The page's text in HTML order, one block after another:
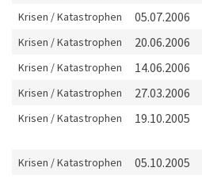
Krisen / Katastrophen 05.07.2006
Krisen / Katastrophen 20.06.2006
Krisen / Katastrophen 14.06.2006
Krisen / Katastrophen 27.03.2006
Krisen / Katastrophen 19.10.2005
Krisen / Katastrophen 05.10.2005